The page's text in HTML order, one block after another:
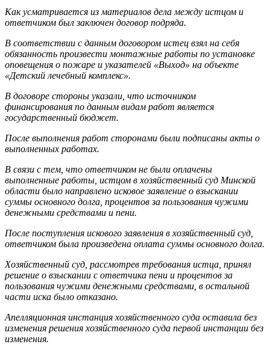
Как усматривается из материалов дела между истцом и
ответчиком был заключен договор подряда.
В соответствии с данным договором истец взял на себя
обязанность произвести монтажные работы по установке
оповещения о пожаре и указателей «Выход» на объекте
«Детский лечебный комплекс».
В договоре стороны указали, что источником
финансирования по данным видам работ является
государственный бюджет.
После выполнения работ сторонами были подписаны акты о
выполненных работах.
В связи с тем, что ответчиком не были оплачены
выполненные работы, истцом в хозяйственный суд Минской
области было направлено исковое заявление о взыскании
суммы основного долга, процентов за пользования чужими
денежными средствами и пени.
После поступления искового заявления в хозяйственный суд,
ответчиком была произведена оплата суммы основного долга.
Хозяйственный суд, рассмотрев требования истца, принял
решение о взыскании с ответчика пени и процентов за
пользования чужими денежными средствами, в остальной
части иска было отказано.
Апелляционная инстанция хозяйственного суда оставила без
изменения решения хозяйственного суда первой инстанции без
изменения.